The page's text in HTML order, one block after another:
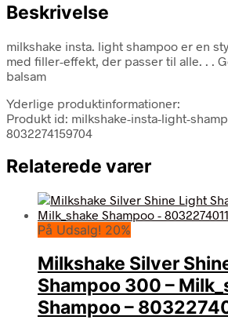
Beskrivelse
milkshake insta. light shampoo er en
med filler-effekt, der passer til alle. . .
balsam
Yderlige produktinformationer:
Produkt id: milkshake-insta-light-
8032274159704
Relaterede varer
På Udsalg! 20%
Milkshake Silver
Shampoo 300 –
Shampoo –